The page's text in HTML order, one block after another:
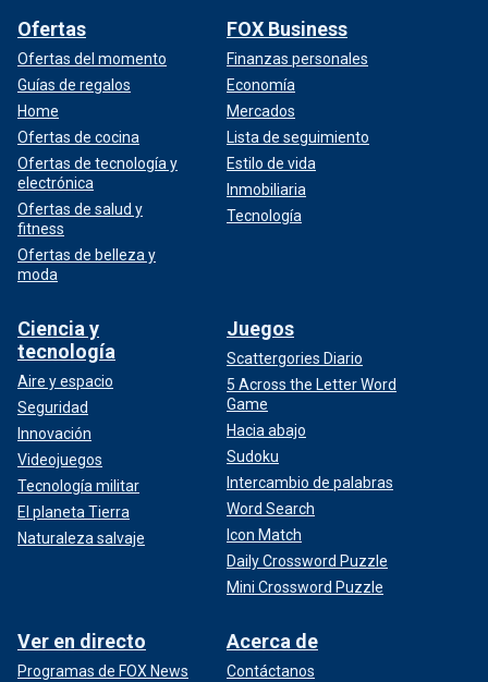
Ofertas
Ofertas del momento
Guías de regalos
Home
Ofertas de cocina
Ofertas de tecnología y
electrónica
Ofertas de salud y
fitness
Ofertas de belleza y
moda
FOX Business
Finanzas personales
Economía
Mercados
Lista de seguimiento
Estilo de vida
Inmobiliaria
Tecnología
Ciencia y
tecnología
Aire y espacio
Seguridad
Innovación
Videojuegos
Tecnología militar
El planeta Tierra
Naturaleza salvaje
Juegos
Scattergories Diario
5 Across the Letter Word
Game
Hacia abajo
Sudoku
Intercambio de palabras
Word Search
Icon Match
Daily Crossword Puzzle
Mini Crossword Puzzle
Ver en directo
Programas de FOX News
Acerca de
Contáctanos